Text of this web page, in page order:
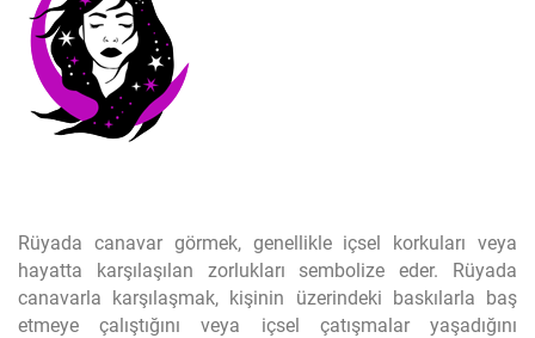
Rüyada canavar görmek, genellikle içsel korkuları veya
hayatta karşılaşılan zorlukları sembolize eder. Rüyada
canavarla karşılaşmak, kişinin üzerindeki baskılarla baş
etmeye çalıştığını veya içsel çatışmalar yaşadığını